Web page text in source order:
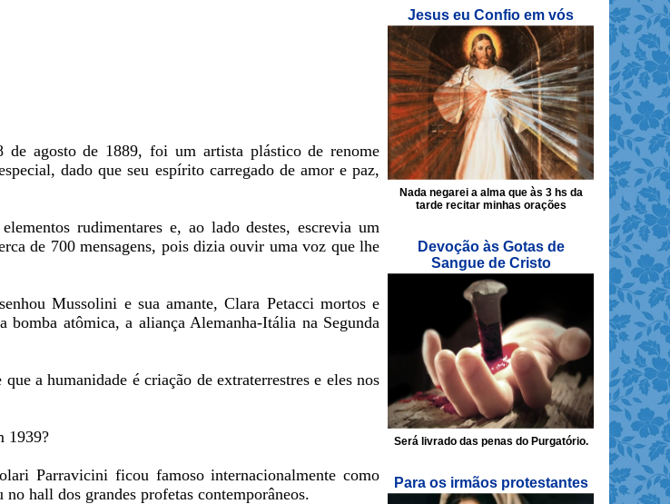
agosto de 1889, foi um artista plástico de renome
dado que seu espírito carregado de amor e paz,
rudimentares e, ao lado destes, escrevia um
de 700 mensagens, pois dizia ouvir uma voz que lhe
Mussolini e sua amante, Clara Petacci mortos e
bomba atômica, a aliança Alemanha-Itália na Segunda
a humanidade é criação de extraterrestres e eles nos
1939?
Parravicini ficou famoso internacionalmente como
hall dos grandes profetas contemporâneos.
Jesus eu Confio em vós
Nada negarei a alma que às 3 hs da
tarde recitar minhas orações
Devoção às Gotas de
Sangue de Cristo
Será livrado das penas do Purgatório.
Para os irmãos protestantes